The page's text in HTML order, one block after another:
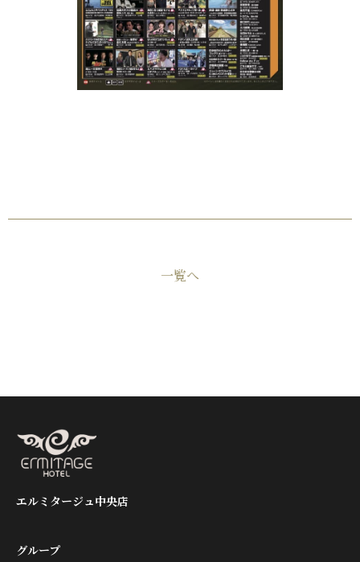
一覧へ
エルミタージュ中央店
グループ